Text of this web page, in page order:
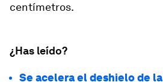
centímetros.
¿Has leído?
Se acelera el deshielo de